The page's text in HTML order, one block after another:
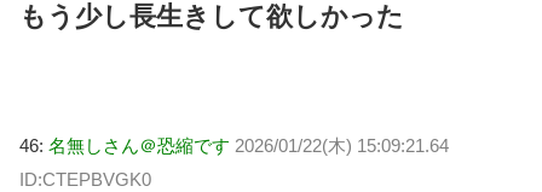
もう少し長生きして欲しかった
46: 名無しさん＠恐縮です 2026/01/22(木) 15:09:21.64
ID:CTEPBVGK0